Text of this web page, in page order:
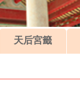
天后宮籤